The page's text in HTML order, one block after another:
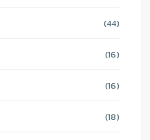
(44)
(16)
(16)
(18)